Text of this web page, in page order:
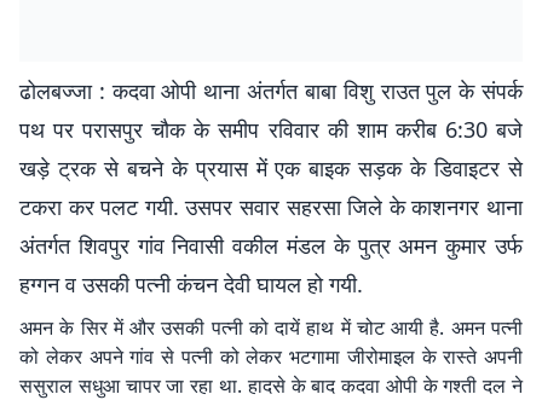
ढोलबज्जा : कदवा ओपी थाना अंतर्गत बाबा विशु राउत पुल के संपर्क
पथ पर परासपुर चौक के समीप रविवार की शाम करीब 6:30 बजे
खड़े ट्रक से बचने के प्रयास में एक बाइक सड़क के डिवाइटर से
टकरा कर पलट गयी. उसपर सवार सहरसा जिले के काशनगर थाना
अंतर्गत शिवपुर गांव निवासी वकील मंडल के पुत्र अमन कुमार उर्फ
हग्गन व उसकी पत्नी कंचन देवी घायल हो गयी.
अमन के सिर में और उसकी पत्नी को दायें हाथ में चोट आयी है. अमन पत्नी
को लेकर अपने गांव से पत्नी को लेकर भटगामा जीरोमाइल के रास्ते अपनी
ससुराल सधुआ चापर जा रहा था. हादसे के बाद कदवा ओपी के गश्ती दल ने